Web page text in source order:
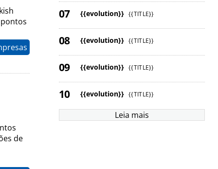
de
{{evolution}} {{TITLE}}
{{evolution}} {{TITLE}}
{{evolution}} {{TITLE}}
{{evolution}} {{TITLE}}
Leia mais